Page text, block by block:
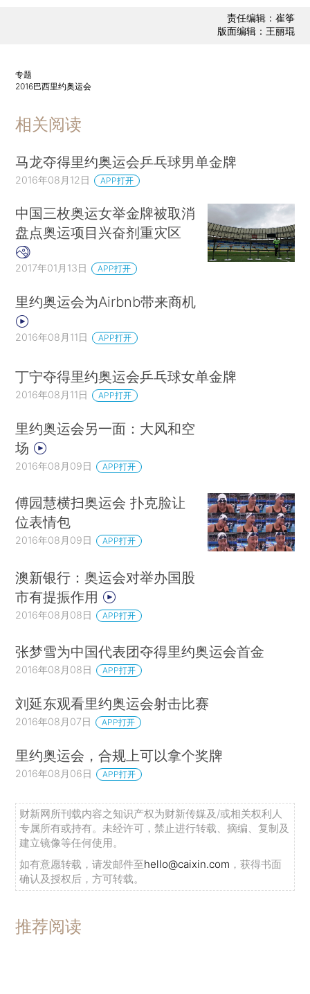
责任编辑：崔筝
版面编辑：王丽琨
专题
2016巴西里约奥运会
相关阅读
马龙夺得里约奥运会乒乓球男单金牌
2016年08月12日 APP打开
中国三枚奥运女举金牌被取消
盘点奥运项目兴奋剂重灾区
2017年01月13日 APP打开
里约奥运会为Airbnb带来商机
2016年08月11日 APP打开
丁宁夺得里约奥运会乒乓球女单金牌
2016年08月11日 APP打开
里约奥运会另一面：大风和空
场
2016年08月09日 APP打开
傅园慧横扫奥运会 扑克脸让
位表情包
2016年08月09日 APP打开
澳新银行：奥运会对举办国股
市有提振作用
2016年08月08日 APP打开
张梦雪为中国代表团夺得里约奥运会首金
2016年08月08日 APP打开
刘延东观看里约奥运会射击比赛
2016年08月07日 APP打开
里约奥运会，合规上可以拿个奖牌
2016年08月06日 APP打开
财新网所刊载内容之知识产权为财新传媒及/或相关权利人
专属所有或持有。未经许可，禁止进行转载、摘编、复制及
建立镜像等任何使用。
如有意愿转载，请发邮件至hello@caixin.com ，获得书面
确认及授权后，方可转载。
推荐阅读